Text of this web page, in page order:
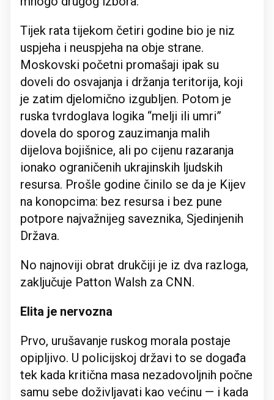
Tijek rata tijekom četiri godine bio je niz
uspjeha i neuspjeha na obje strane.
Moskovski početni promašaji ipak su
doveli do osvajanja i držanja teritorija, koji
je zatim djelomično izgubljen. Potom je
ruska tvrdoglava logika “melji ili umri”
dovela do sporog zauzimanja malih
dijelova bojišnice, ali po cijenu razaranja
ionako ograničenih ukrajinskih ljudskih
resursa. Prošle godine činilo se da je Kijev
na konopcima: bez resursa i bez pune
potpore najvažnijeg saveznika, Sjedinjenih
Država.
No najnoviji obrat drukčiji je iz dva razloga,
zaključuje Patton Walsh za CNN.
Elita je nervozna
Prvo, urušavanje ruskog morala postaje
opipljivo. U policijskoj državi to se događa
tek kada kritična masa nezadovoljnih počne
samu sebe doživljavati kao većinu — i kada